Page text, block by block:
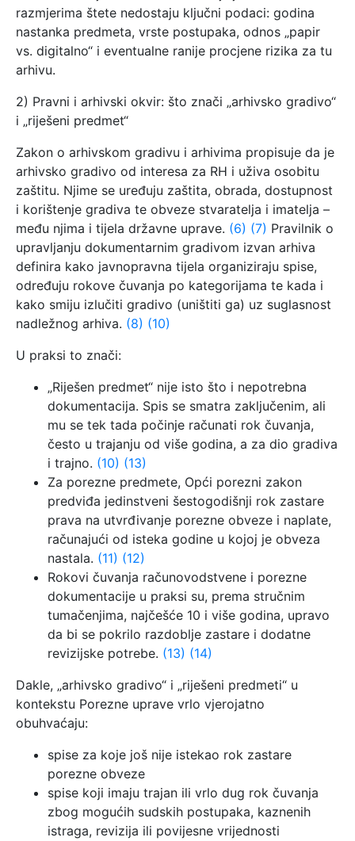
razmjerima štete nedostaju ključni podaci: godina
nastanka predmeta, vrste postupaka, odnos „papir
vs. digitalno“ i eventualne ranije procjene rizika za tu
arhivu.
2) Pravni i arhivski okvir: što znači „arhivsko gradivo“
i „riješeni predmet“
Zakon o arhivskom gradivu i arhivima propisuje da je
arhivsko gradivo od interesa za RH i uživa osobitu
zaštitu. Njime se uređuju zaštita, obrada, dostupnost
i korištenje gradiva te obveze stvaratelja i imatelja –
među njima i tijela državne uprave. (6) (7) Pravilnik o
upravljanju dokumentarnim gradivom izvan arhiva
definira kako javnopravna tijela organiziraju spise,
određuju rokove čuvanja po kategorijama te kada i
kako smiju izlučiti gradivo (uništiti ga) uz suglasnost
nadležnog arhiva. (8) (10)
U praksi to znači:
„Riješen predmet“ nije isto što i nepotrebna
dokumentacija. Spis se smatra zaključenim, ali
mu se tek tada počinje računati rok čuvanja,
često u trajanju od više godina, a za dio gradiva
i trajno. (10) (13)
Za porezne predmete, Opći porezni zakon
predviđa jedinstveni šestogodišnji rok zastare
prava na utvrđivanje porezne obveze i naplate,
računajući od isteka godine u kojoj je obveza
nastala. (11) (12)
Rokovi čuvanja računovodstvene i porezne
dokumentacije u praksi su, prema stručnim
tumačenjima, najčešće 10 i više godina, upravo
da bi se pokrilo razdoblje zastare i dodatne
revizijske potrebe. (13) (14)
Dakle, „arhivsko gradivo“ i „riješeni predmeti“ u
kontekstu Porezne uprave vrlo vjerojatno
obuhvaćaju:
spise za koje još nije istekao rok zastare
porezne obveze
spise koji imaju trajan ili vrlo dug rok čuvanja
zbog mogućih sudskih postupaka, kaznenih
istraga, revizija ili povijesne vrijednosti